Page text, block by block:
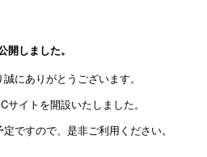
開しました。
にありがとうございます。
イトを開設いたしました。
ですので、是非ご利用ください。